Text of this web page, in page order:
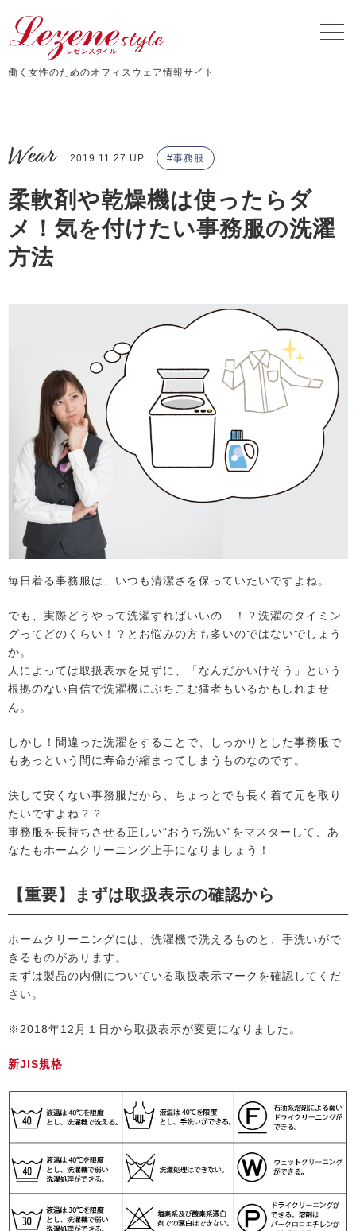
働く女性のためのオフィスウェア情報サイト
Wear 2019.11.27 UP 事務服
柔軟剤や乾燥機は使ったらダ
メ！気を付けたい事務服の洗濯
方法
毎日着る事務服は、いつも清潔さを保っていたいですよね。
でも、実際どうやって洗濯すればいいの…！？洗濯のタイミン
グってどのくらい！？とお悩みの方も多いのではないでしょう
か。
人によっては取扱表示を見ずに、「なんだかいけそう」という
根拠のない自信で洗濯機にぶちこむ猛者もいるかもしれませ
ん。
しかし！間違った洗濯をすることで、しっかりとした事務服で
もあっという間に寿命が縮まってしまうものなのです。
決して安くない事務服だから、ちょっとでも長く着て元を取り
たいですよね？？
事務服を長持ちさせる正しい“おうち洗い”をマスターして、あ
なたもホームクリーニング上手になりましょう！
【重要】まずは取扱表示の確認から
ホームクリーニングには、洗濯機で洗えるものと、手洗いがで
きるものがあります。
まずは製品の内側についている取扱表示マークを確認してくだ
さい。
※2018年12月１日から取扱表示が変更になりました。
新JIS規格